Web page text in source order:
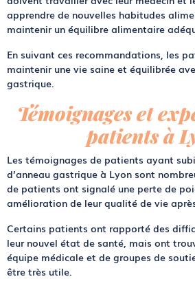
apprendre de nouvelles habitudes
maintenir un équilibre alimentaire
En suivant ces recommandations, les
maintenir une vie saine et équilibrée
gastrique.
Témoignages et
patients à
Les témoignages de patients ayant
d’anneau gastrique à Lyon sont
de patients ont signalé une perte de
amélioration de leur qualité de vie
Certains patients ont rapporté des
leur nouvel état de santé, mais ont
équipe médicale et de groupes de
être très utile.